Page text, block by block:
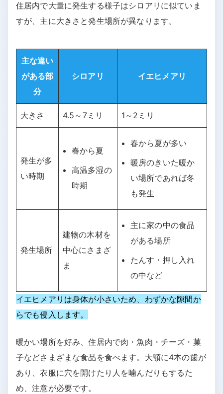
住居内で大量に発生する様子はシロアリに似ていま
すが、主に大きさと発生場所が異なります。
主な違い
がある部
分
シロアリ イエヒメアリ
大きさ 4.5～7ミリ 1～2ミリ
発生が多
い時期
春から夏
高温多湿の
時期
春から夏が多い
暖房のきいた暖か
い場所であれば冬
も発生
発生場所
建物の木材を
中心にさまざ
ま
主に家の中の食品
がある場所
たんす・押し入れ
の中など
イエヒメアリは身体が小さいため、わずかな隙間か
らでも侵入します。
暖かい場所を好み、住居内で肉・魚肉・チーズ・菓
子などさまざまな食品を食べます。大顎に4本の歯が
あり、衣服に穴を開けたり人を噛んだりもするた
め、注意が必要です。